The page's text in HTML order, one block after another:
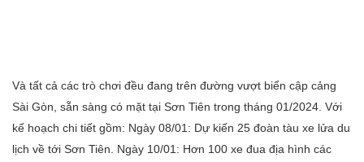
Và tất cả các trò chơi đều đang trên đường vượt biển cập cảng
Sài Gòn, sẵn sàng có mặt tại Sơn Tiên trong tháng 01/2024. Với
kế hoạch chi tiết gồm: Ngày 08/01: Dự kiến 25 đoàn tàu xe lửa du
lịch về tới Sơn Tiên. Ngày 10/01: Hơn 100 xe đua địa hình các